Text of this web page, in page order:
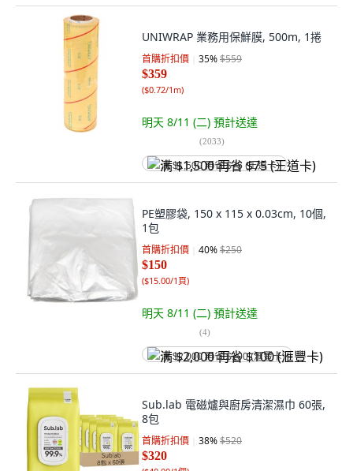
UNIWRAP 業務用保鮮膜, 500m, 1捲
首購折扣價 35%$559
$359
($0.72/1m)
明天 8/11 (二) 預計送達
(2033)
满 $1,500 再省 $75 (王道卡)
PE塑膠袋, 150 x 115 x 0.03cm, 10個,
1包
首購折扣價 40%$250
$150
($15.00/1頁)
明天 8/11 (二) 預計送達
(4)
满 $2,000 再省 $100 (滙豐卡)
Sub.lab 電磁爐與廚房清潔濕巾 60張,
8包
首購折扣價 38%$520
$320